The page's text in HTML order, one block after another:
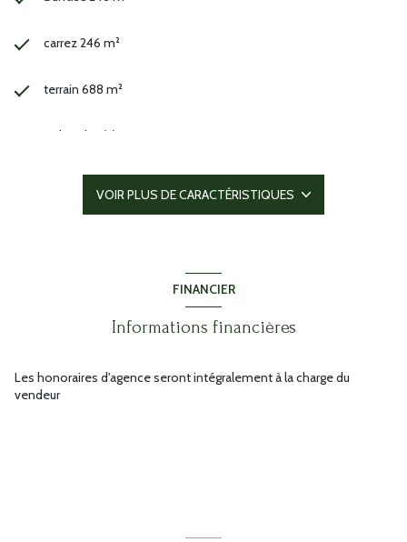
carrez 246 m²
terrain 688 m²
3 chambre(s)
cuisine séparée (semi-équipée)
Chauffage : (climatisation)
VOIR PLUS DE CARACTÉRISTIQUES
FINANCIER
Informations financières
Les honoraires d'agence seront intégralement à la charge du
vendeur